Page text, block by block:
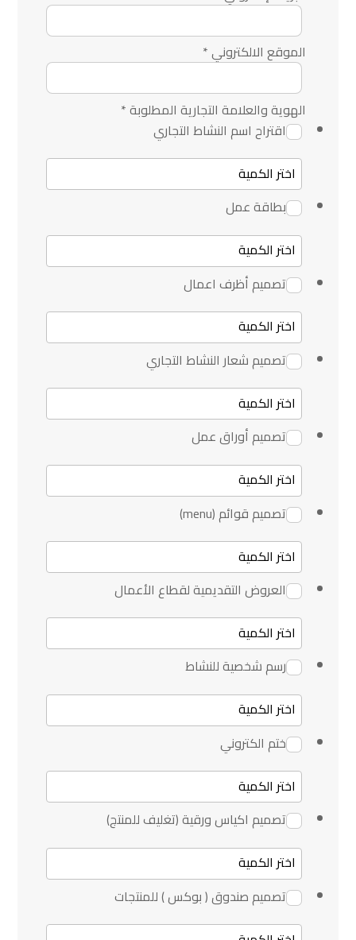
الموقع الالكتروني*
الهوية والعلامة التجارية المطلوبة*
اقتراح اسم النشاط التجاري
بطاقة عمل
تصميم أظرف اعمال
تصميم شعار النشاط التجاري
تصميم أوراق عمل
تصميم قوائم (menu)
العروض التقديمية لقطاع الأعمال
رسم شخصية للنشاط
ختم الكتروني
تصميم اكياس ورقية (تغليف للمنتج)
تصميم صندوق ( بوكس ) للمنتجات